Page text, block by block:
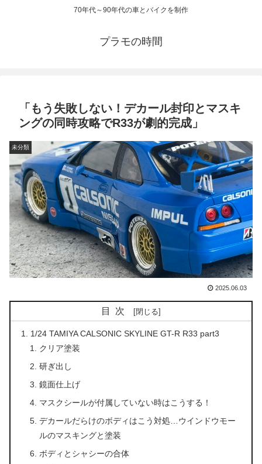
70年代～90年代の車とバイクを制作
プラモの時間
「もう失敗しない！デカール封印とマスキ
ングの同時攻略でR33が劇的完成」
未分類
2025.06.03
目次
1/24 TAMIYA CALSONIC SKYLINE GT-R R33 part3
クリア塗装
研ぎ出し
鏡面仕上げ
マスクシールが付属していない時はこうする！
デカールだらけのボディはこう対処…ウインドウモー
ルのマスキングと塗装
ボディとシャシーの合体